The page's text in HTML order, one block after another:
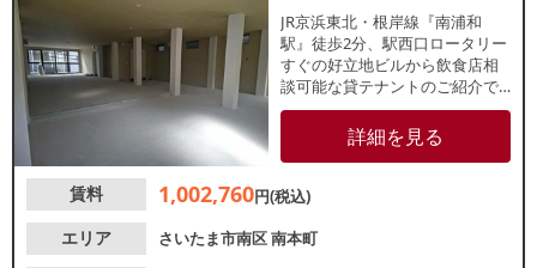
JR京浜東北・根岸線『南浦和
駅』徒歩2分、駅西口ロータリー
すぐの好立地ビルから飲食店相
談可能な貸テナントのご紹介で
す。飲食店やサービス店など多
様な店舗が立ち並ぶ商店街入口
に位置しており、地域住民を中
件等、お気軽にお問合せくださ
詳細を見る
賃料 1,002,760円(税込)
エリア
さいたま市南区南本町